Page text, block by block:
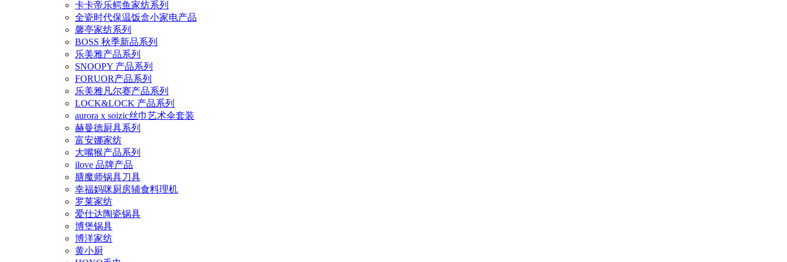
卡卡帝乐鳄鱼家纺系列
全瓷时代保温饭盒小家电产品
馨亭家纺系列
BOSS 秋季新品系列
乐美雅产品系列
SNOOPY 产品系列
FORUOR产品系列
乐美雅凡尔赛产品系列
LOCK&LOCK 产品系列
aurora x soizic丝巾艺术伞套装
赫曼德厨具系列
富安娜家纺
大嘴猴产品系列
ilove 品牌产品
膳魔师锅具刀具
幸福妈咪厨房辅食料理机
罗莱家纺
爱仕达陶瓷锅具
博堡锅具
博洋家纺
黄小厨